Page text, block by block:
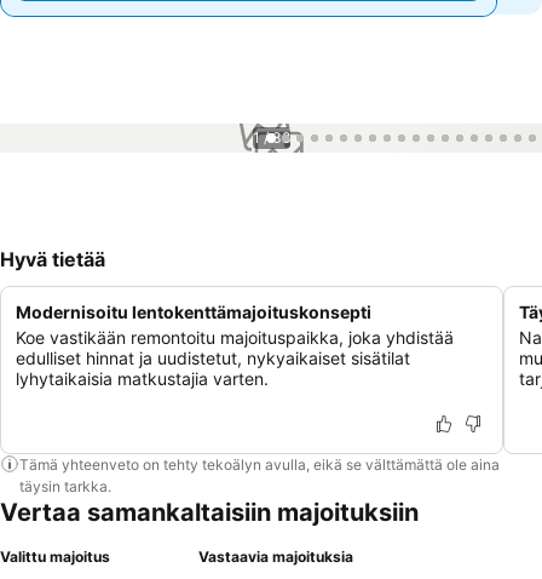
1 / 38
Hyvä tietää
Modernisoitu lentokenttämajoituskonsepti
Koe vastikään remontoitu majoituspaikka, joka yhdistää
edulliset hinnat ja uudistetut, nykyaikaiset sisätilat
lyhytaikaisia matkustajia varten.
Tämä yhteenveto on tehty tekoälyn avulla, eikä se välttämättä ole aina
täysin tarkka.
Vertaa samankaltaisiin majoituksiin
Valittu majoitus Vastaavia majoituksia